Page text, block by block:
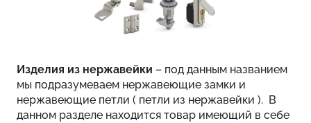
Изделия из нержавейки – под данным названием
мы подразумеваем нержавеющие замки и
нержавеющие петли ( петли из нержавейки ). В
данном разделе находится товар имеющий в себе